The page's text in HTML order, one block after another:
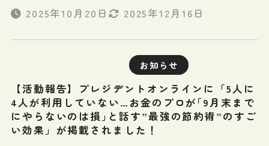
2025年10月20日
2025年12月16日
お知らせ
【活動報告】プレジデントオンラインに「5人に
4人が利用していない…お金のプロが｢9月末まで
にやらないのは損｣と話す”最強の節約術”のすご
い効果」が掲載されました！